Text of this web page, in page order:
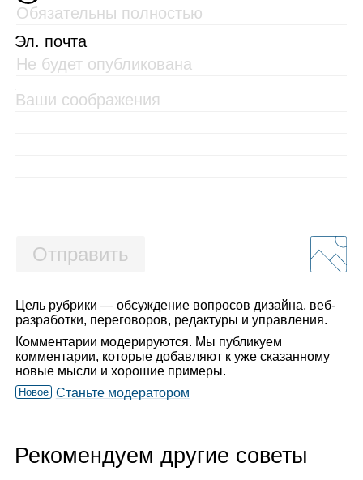
Эл. почта
Отправить
Цель рубрики — обсуждение вопросов дизайна, веб-
разработки, переговоров, редактуры и управления.
Комментарии модерируются. Мы публикуем
комментарии, которые добавляют к уже сказанному
новые мысли и хорошие примеры.
Новое Станьте модератором
Рекомендуем другие советы